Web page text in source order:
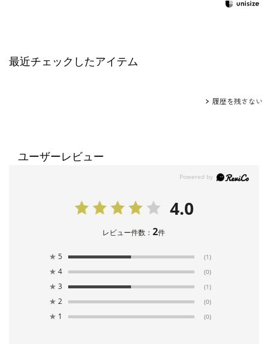
最近チェックしたアイテム
履歴を残さない
ユーザーレビュー
4.0
レビュー件数：2件
★ 5 (1)
★ 4 (0)
★ 3 (1)
★ 2 (0)
★ 1 (0)